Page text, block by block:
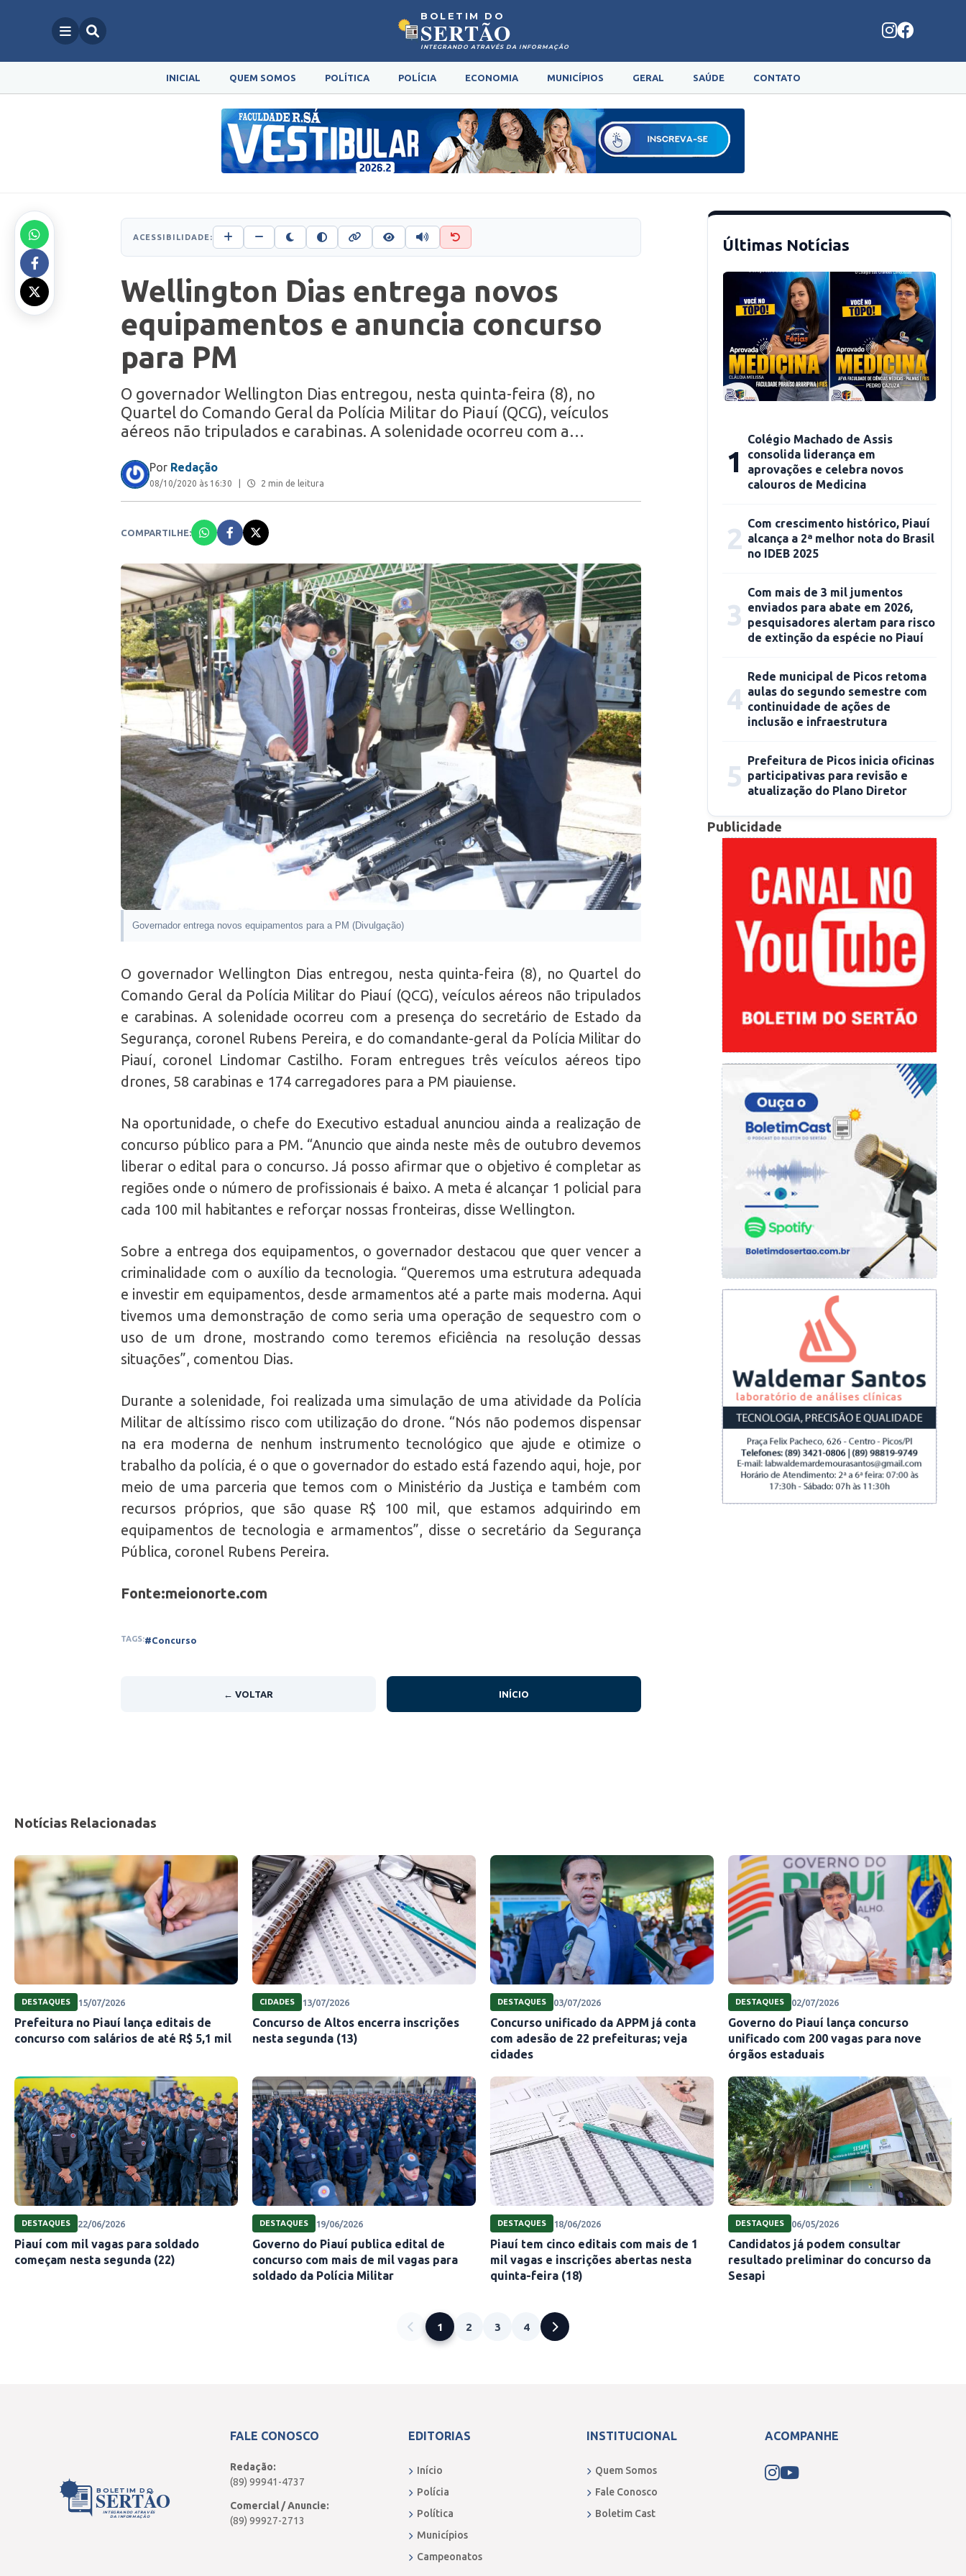
BOLETIM DO
SERTÃO
INTEGRANDO ATRAVÉS DA INFORMAÇÃO
INICIAL QUEM SOMOS POLÍTICA POLÍCIA ECONOMIA MUNICÍPIOS GERAL SAÚDE CONTATO
ACESSIBILIDADE:
Wellington Dias entrega novos
equipamentos e anuncia concurso
para PM
O governador Wellington Dias entregou, nesta quinta-feira (8), no
Quartel do Comando Geral da Polícia Militar do Piauí (QCG), veículos
aéreos não tripulados e carabinas. A solenidade ocorreu com a…
Por Redação
08/10/2020 às 16:30 2 min de leitura
COMPARTILHE:
Governador entrega novos equipamentos para a PM (Divulgação)
O governador Wellington Dias entregou, nesta quinta-feira (8), no Quartel do
Comando Geral da Polícia Militar do Piauí (QCG), veículos aéreos não tripulados
e carabinas. A solenidade ocorreu com a presença do secretário de Estado da
Segurança, coronel Rubens Pereira, e do comandante-geral da Polícia Militar do
Piauí, coronel Lindomar Castilho. Foram entregues três veículos aéreos tipo
drones, 58 carabinas e 174 carregadores para a PM piauiense.
Na oportunidade, o chefe do Executivo estadual anunciou ainda a realização de
concurso público para a PM. “Anuncio que ainda neste mês de outubro devemos
liberar o edital para o concurso. Já posso afirmar que o objetivo é completar as
regiões onde o número de profissionais é baixo. A meta é alcançar 1 policial para
cada 100 mil habitantes e reforçar nossas fronteiras, disse Wellington.
Sobre a entrega dos equipamentos, o governador destacou que quer vencer a
criminalidade com o auxílio da tecnologia. “Queremos uma estrutura adequada
e investir em equipamentos, desde armamentos até a parte mais moderna. Aqui
tivemos uma demonstração de como seria uma operação de sequestro com o
uso de um drone, mostrando como teremos eficiência na resolução dessas
situações”, comentou Dias.
Durante a solenidade, foi realizada uma simulação de uma atividade da Polícia
Militar de altíssimo risco com utilização do drone. “Nós não podemos dispensar
na era moderna de nenhum instrumento tecnológico que ajude e otimize o
trabalho da polícia, é o que o governador do estado está fazendo aqui, hoje, por
meio de uma parceria que temos com o Ministério da Justiça e também com
recursos próprios, que são quase R$ 100 mil, que estamos adquirindo em
equipamentos de tecnologia e armamentos”, disse o secretário da Segurança
Pública, coronel Rubens Pereira.
Fonte:meionorte.com
TAGS:#Concurso
← VOLTAR INÍCIO
Últimas Notícias
1
Colégio Machado de Assis
consolida liderança em
aprovações e celebra novos
calouros de Medicina
2 Com crescimento histórico, Piauí
alcança a 2ª melhor nota do Brasil
no IDEB 2025
3
Com mais de 3 mil jumentos
enviados para abate em 2026,
pesquisadores alertam para risco
de extinção da espécie no Piauí
4
Rede municipal de Picos retoma
aulas do segundo semestre com
continuidade de ações de
inclusão e infraestrutura
5 Prefeitura de Picos inicia oficinas
participativas para revisão e
atualização do Plano Diretor
Publicidade
Notícias Relacionadas
DESTAQUES 15/07/2026
Prefeitura no Piauí lança editais de
concurso com salários de até R$ 5,1 mil
CIDADES 13/07/2026
Concurso de Altos encerra inscrições
nesta segunda (13)
DESTAQUES 03/07/2026
Concurso unificado da APPM já conta
com adesão de 22 prefeituras; veja
cidades
DESTAQUES 02/07/2026
Governo do Piauí lança concurso
unificado com 200 vagas para nove
órgãos estaduais
DESTAQUES 22/06/2026
Piauí com mil vagas para soldado
começam nesta segunda (22)
DESTAQUES 19/06/2026
Governo do Piauí publica edital de
concurso com mais de mil vagas para
soldado da Polícia Militar
DESTAQUES 18/06/2026
Piauí tem cinco editais com mais de 1
mil vagas e inscrições abertas nesta
quinta-feira (18)
DESTAQUES 06/05/2026
Candidatos já podem consultar
resultado preliminar do concurso da
Sesapi
1 2 3 4
BOLETIM DO
SERTÃO
INTEGRANDO ATRAVÉS
DA INFORMAÇÃO
FALE CONOSCO
Redação:
(89) 99941-4737
Comercial / Anuncie:
(89) 99927-2713
EDITORIAS
Início
Polícia
Política
Municípios
Campeonatos
INSTITUCIONAL
Quem Somos
Fale Conosco
Boletim Cast
ACOMPANHE